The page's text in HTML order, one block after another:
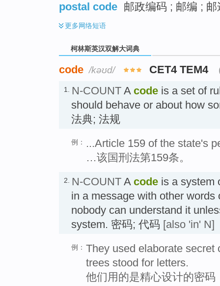
postal code 邮政编码 ; 邮编 ;
更多网络短语
柯林斯英汉双解大词典
code /kəʊd/ CET4 TEM4
1. N-COUNT A code is a set of
should behave or about how
法典; 法规
例：
...Article 159 of the state's
…该国刑法第159条。
2. N-COUNT A code is a system
in a message with other words
nobody can understand it
system. 密码; 代码 [also 'in' N]
例： They used elaborate secret
trees stood for letters.
他们用的是精心设计的密